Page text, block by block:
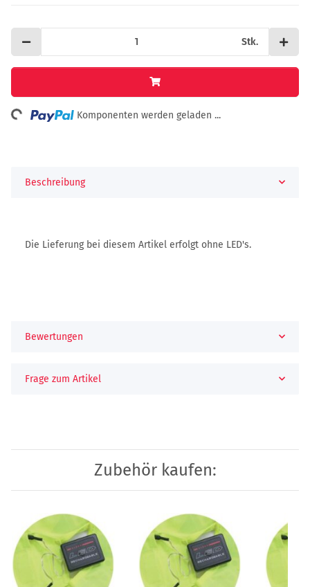
Stk.
Komponenten werden geladen ...
Beschreibung
Die Lieferung bei diesem Artikel erfolgt ohne LED's.
Bewertungen
Frage zum Artikel
Zubehör kaufen: